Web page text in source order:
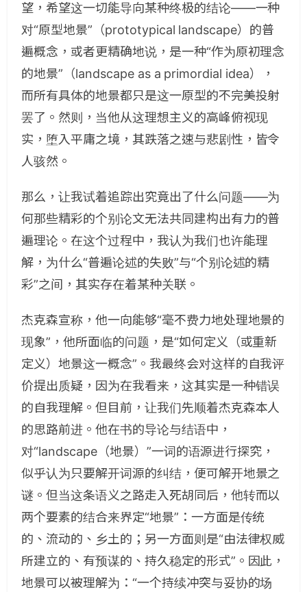
望，希望这一切能导向某种终极的结论——一种
对“原型地景”（prototypical landscape）的普
遍概念，或者更精确地说，是一种“作为原初理念
的地景”（landscape as a primordial idea），
而所有具体的地景都只是这一原型的不完美投射
罢了。然则，当他从这理想主义的高峰俯视现
实，堕入平庸之境，其跌落之速与悲剧性，皆令
人骇然。
那么，让我试着追踪出究竟出了什么问题——为
何那些精彩的个别论文无法共同建构出有力的普
遍理论。在这个过程中，我认为我们也许能理
解，为什么“普遍论述的失败”与“个别论述的精
彩”之间，其实存在着某种关联。
杰克森宣称，他一向能够“毫不费力地处理地景的
现象”，他所面临的问题，是“如何定义（或重新
定义）地景这一概念”。我最终会对这样的自我评
价提出质疑，因为在我看来，这其实是一种错误
的自我理解。但目前，让我们先顺着杰克森本人
的思路前进。他在书的导论与结语中，
对“landscape（地景）”一词的语源进行探究，
似乎认为只要解开词源的纠结，便可解开地景之
谜。但当这条语义之路走入死胡同后，他转而以
两个要素的结合来界定“地景”：一方面是传统
的、流动的、乡土的；另一方面则是“由法律权威
所建立的、有预谋的、持久稳定的形式”。因此，
地景可以被理解为：“一个持续冲突与妥协的场